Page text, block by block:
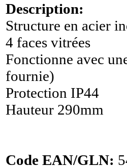
Description:
Structure en acier
4 faces vitrées
Fonctionne avec
fournie)
Protection IP44
Hauteur 290mm
Code EAN/GLN: